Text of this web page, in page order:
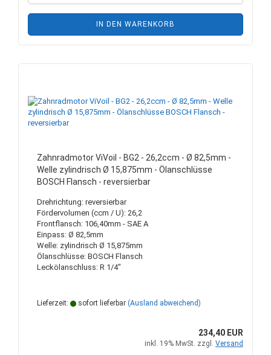
IN DEN WARENKORB
Zahnradmotor ViVoil - BG2 - 26,2ccm - Ø 82,5mm -
Welle zylindrisch Ø 15,875mm - Ölanschlüsse
BOSCH Flansch - reversierbar
Drehrichtung: reversierbar
Fördervolumen (ccm / U): 26,2
Frontflansch: 106,40mm - SAE A
Einpass: Ø 82,5mm
Welle: zylindrisch Ø 15,875mm
Ölanschlüsse: BOSCH Flansch
Leckölanschluss: R 1/4"
Lieferzeit: sofort lieferbar (Ausland abweichend)
234,40 EUR
inkl. 19% MwSt. zzgl. Versand